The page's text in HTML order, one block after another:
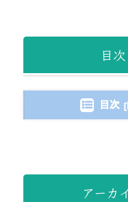
目次
目次
アーカ